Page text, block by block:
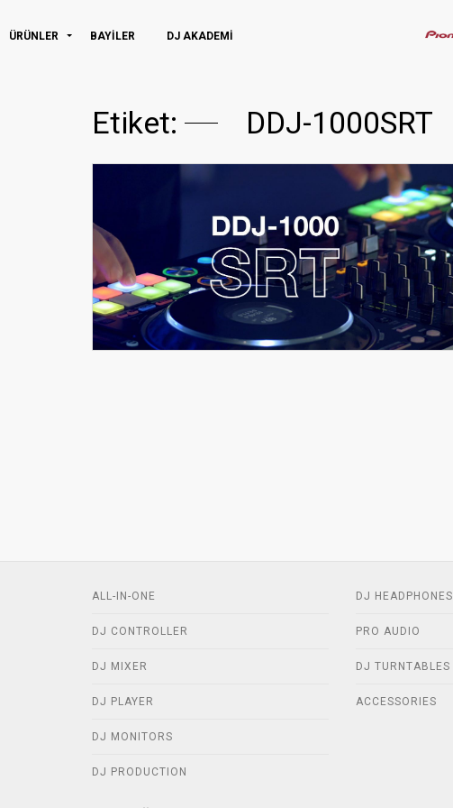
ÜRÜNLER BAYİLER
DJ AKADEMI
Etiket: DDJ-1000SRT
ALL-IN-ONE
DJ CONTROLLER
DJ MIXER
DJ PLAYER
DJ MONITORS
DJ PRODUCTION
DJ HEADPHONES
PRO AUDIO
DJ TURNTABLES
ACCESSORIES